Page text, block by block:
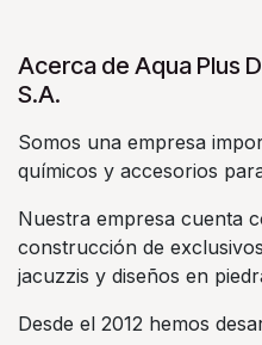
Acerca de Aqua Plus
S.A.
Somos una empresa
químicos y accesorios
Nuestra empresa cuenta
construcción de
jacuzzis y diseños en
Desde el 2012 hemos